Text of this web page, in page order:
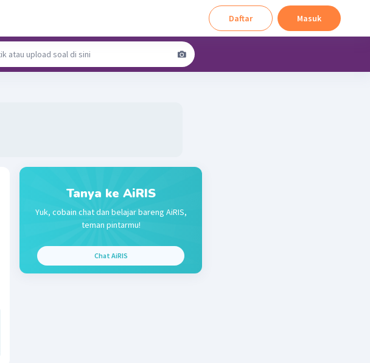
Daftar Masuk
Tanya ke AiRIS
Yuk, cobain chat dan belajar bareng AiRIS,
teman pintarmu!
Chat AiRIS